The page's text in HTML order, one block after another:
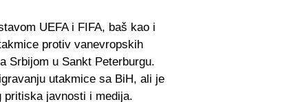
UEFA i FIFA, baš kao i
protiv vanevropskih
Srbijom u Sankt Peterburgu.
utakmice sa BiH, ali je
pritiska javnosti i medija.